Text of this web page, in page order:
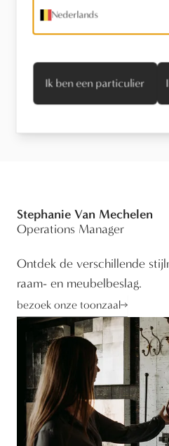
Stel een
Technische informatie
Stephanie Van Mechelen
Operations Manager
Ontdek de verschillende
raam- en meubelbeslag.
bezoek onze toonzaal
Nederlands
Ik ben een particulier